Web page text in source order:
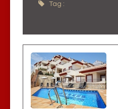
Tag :